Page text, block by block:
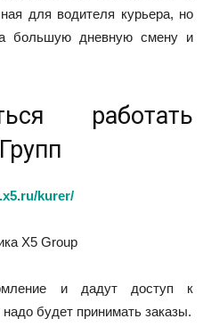
для водителя курьера, но
большую дневную смену и
работать
kurer/
X5 Group
и дадут доступ к
будет принимать заказы.